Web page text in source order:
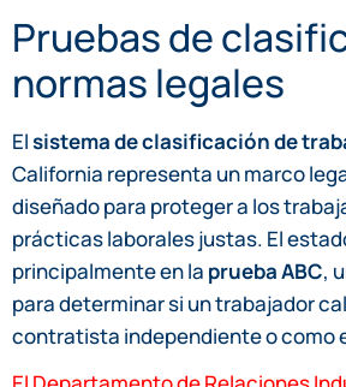
Pruebas de
normas legales
Elsistema de clasificación de
California representa un marco
diseñado para proteger a los
prácticas laborales justas. El
principalmente en la prueba ABC,
para determinar si un trabajador
contratista independiente o como